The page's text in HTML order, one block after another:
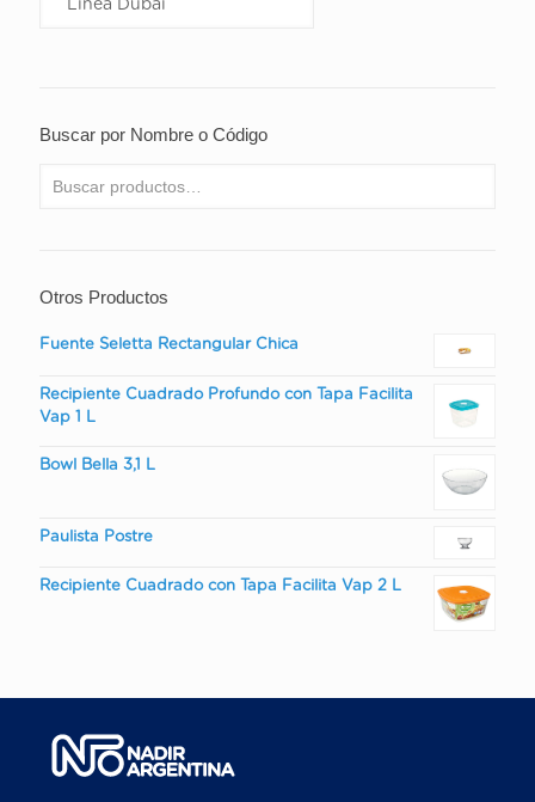
Buscar por Nombre o Código
Otros Productos
Fuente Seletta Rectangular Chica
Recipiente Cuadrado Profundo con Tapa Facilita
Vap 1 L
Bowl Bella 3,1 L
Paulista Postre
Recipiente Cuadrado con Tapa Facilita Vap 2 L